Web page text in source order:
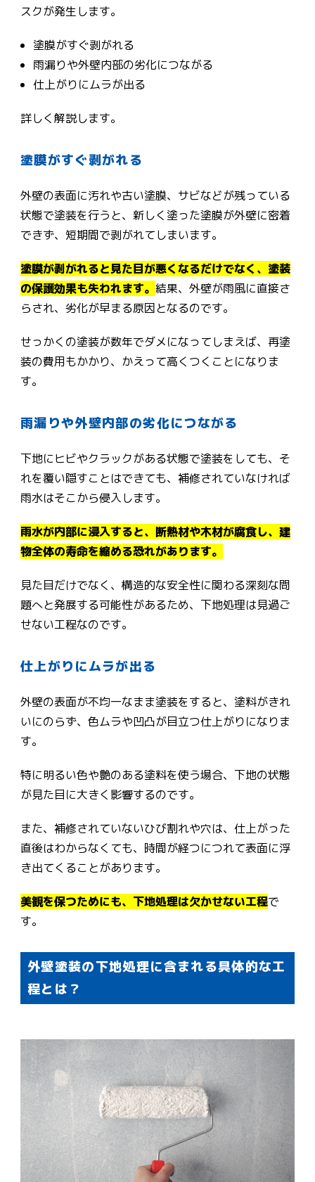
スクが発生します。
塗膜がすぐ剥がれる
雨漏りや外壁内部の劣化につながる
仕上がりにムラが出る
詳しく解説します。
塗膜がすぐ剥がれる
外壁の表面に汚れや古い塗膜、サビなどが残っている
状態で塗装を行うと、新しく塗った塗膜が外壁に密着
できず、短期間で剥がれてしまいます。
塗膜が剥がれると見た目が悪くなるだけでなく、塗装
の保護効果も失われます。 結果、外壁が雨風に直接さ
らされ、劣化が早まる原因となるのです。
せっかくの塗装が数年でダメになってしまえば、再塗
装の費用もかかり、かえって高くつくことになりま
す。
雨漏りや外壁内部の劣化につながる
下地にヒビやクラックがある状態で塗装をしても、そ
れを覆い隠すことはできても、補修されていなければ
雨水はそこから侵入します。
雨水が内部に浸入すると、断熱材や木材が腐食し、建
物全体の寿命を縮める恐れがあります。
見た目だけでなく、構造的な安全性に関わる深刻な問
題へと発展する可能性があるため、下地処理は見過ご
せない工程なのです。
仕上がりにムラが出る
外壁の表面が不均一なまま塗装をすると、塗料がきれ
いにのらず、色ムラや凹凸が目立つ仕上がりになりま
す。
特に明るい色や艶のある塗料を使う場合、下地の状態
が見た目に大きく影響するのです。
また、補修されていないひび割れや穴は、仕上がった
直後はわからなくても、時間が経つにつれて表面に浮
き出てくることがあります。
美観を保つためにも、下地処理は欠かせない工程で
す。
外壁塗装の下地処理に含まれる具体的な工
程とは？